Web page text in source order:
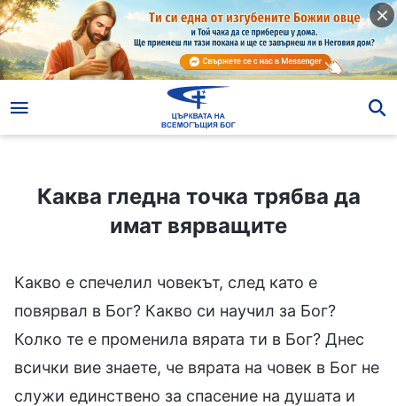
Каква гледна точка трябва да имат вярващите
Каква гледна точка трябва да
имат вярващите
Какво е спечелил човекът, след като е
повярвал в Бог? Какво си научил за Бог?
Колко те е променила вярата ти в Бог? Днес
всички вие знаете, че вярата на човек в Бог не
служи единствено за спасение на душата и